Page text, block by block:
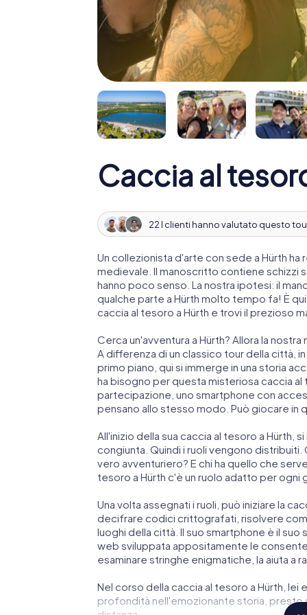
Caccia al
22 I clienti hanno valutato questo
Un collezionista d'arte con sede a Hürth
medievale. Il manoscritto contiene schizzi
hanno poco senso. La nostra ipotesi: il
qualche parte a Hürth molto tempo fa! È
caccia al tesoro a Hürth e trovi il prezioso
Cerca un'avventura a Hürth? Allora la
A differenza di un classico tour della città,
primo piano, qui si immerge in una storia
ha bisogno per questa misteriosa caccia
partecipazione, uno smartphone con
pensano allo stesso modo. Può giocare in
All'inizio della sua caccia al tesoro a Hürth,
congiunta. Quindi i ruoli vengono distribuiti.
vero avventuriero? E chi ha quello che
tesoro a Hürth c'è un ruolo adatto per ogni
Una volta assegnati i ruoli, può iniziare la
decifrare codici crittografati, risolvere
luoghi della città. Il suo smartphone è il
web sviluppata appositamente le
esaminare stringhe enigmatiche, la aiuta a
Nel corso della caccia al tesoro a Hürth, lei
profondità nell'emozionante storia,